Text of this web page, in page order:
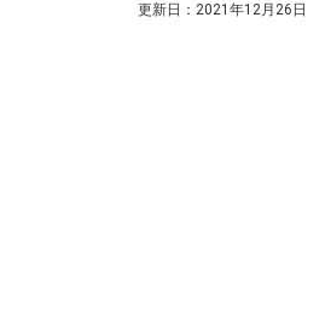
更新日： 2021年12月26日